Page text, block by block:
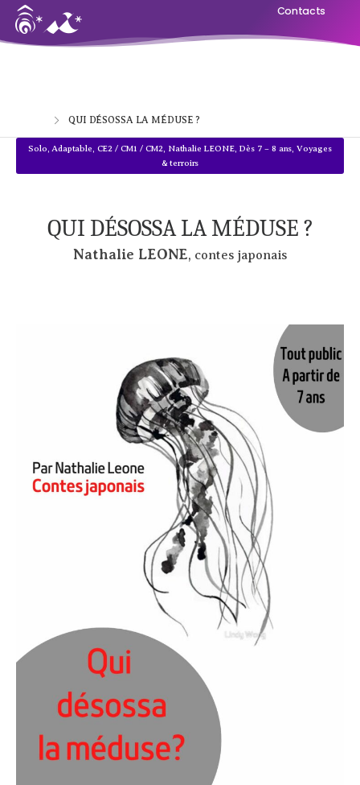
Contacts
QUI DÉSOSSA LA MÉDUSE ?
Solo Adaptable CE2 / CM1 / CM2 Nathalie LEONE, Dès 7 – 8 ans Voyages
& terroirs
QUI DÉSOSSA LA MÉDUSE ?
Nathalie LEONE, contes japonais